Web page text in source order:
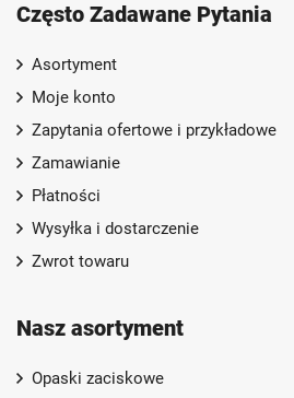
Często Zadawane Pytania
Asortyment
Moje konto
Zapytania ofertowe i przykładowe
Zamawianie
Płatności
Wysyłka i dostarczenie
Zwrot towaru
Nasz asortyment
Opaski zaciskowe